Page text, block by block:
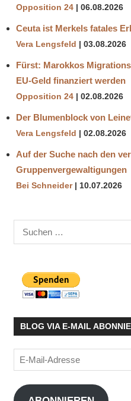
Opposition 24 06.08.2026
Ceuta ist Merkels fatales
Vera Lengsfeld 03.08.2026
Fürst: Marokkos
EU-Geld finanziert werden
Opposition 24 02.08.2026
Der Blumenblock von
Vera Lengsfeld 02.08.2026
Auf der Suche nach den
Gruppenvergewaltigungen
Bei Schneider 10.07.2026
Suchen
nach:
BLOG VIA E-MAIL
E-
Mail-
Adresse